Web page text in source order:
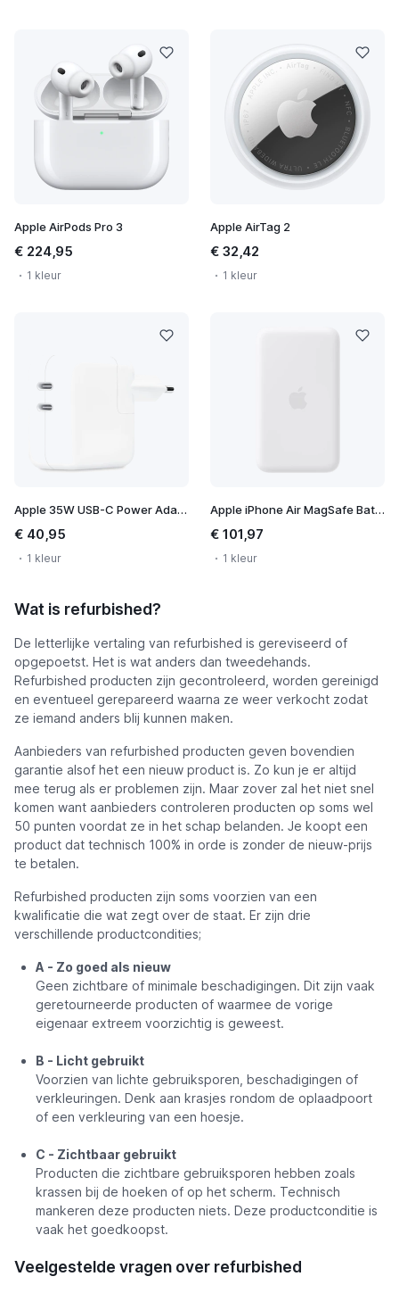
Apple AirPods Pro 3
€ 224,95
1 kleur
Apple AirTag 2
€ 32,42
1 kleur
Apple 35W USB-C Power Adapter
€ 40,95
1 kleur
Apple iPhone Air MagSafe Battery
€ 101,97
1 kleur
Wat is refurbished?
De letterlijke vertaling van refurbished is gereviseerd of
opgepoetst. Het is wat anders dan tweedehands.
Refurbished producten zijn gecontroleerd, worden gereinigd
en eventueel gerepareerd waarna ze weer verkocht zodat
ze iemand anders blij kunnen maken.
Aanbieders van refurbished producten geven bovendien
garantie alsof het een nieuw product is. Zo kun je er altijd
mee terug als er problemen zijn. Maar zover zal het niet snel
komen want aanbieders controleren producten op soms wel
50 punten voordat ze in het schap belanden. Je koopt een
product dat technisch 100% in orde is zonder de nieuw-prijs
te betalen.
Refurbished producten zijn soms voorzien van een
kwalificatie die wat zegt over de staat. Er zijn drie
verschillende productcondities;
A - Zo goed als nieuw
Geen zichtbare of minimale beschadigingen. Dit zijn vaak
geretourneerde producten of waarmee de vorige
eigenaar extreem voorzichtig is geweest.
B - Licht gebruikt
Voorzien van lichte gebruiksporen, beschadigingen of
verkleuringen. Denk aan krasjes rondom de oplaadpoort
of een verkleuring van een hoesje.
C - Zichtbaar gebruikt
Producten die zichtbare gebruiksporen hebben zoals
krassen bij de hoeken of op het scherm. Technisch
mankeren deze producten niets. Deze productconditie is
vaak het goedkoopst.
Veelgestelde vragen over refurbished